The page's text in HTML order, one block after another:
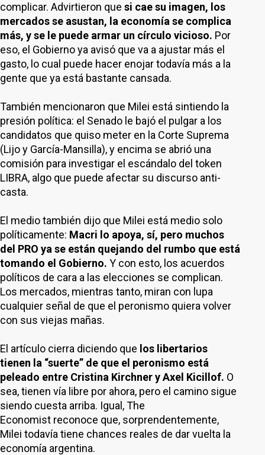
complicar. Advirtieron que si cae su imagen, los
mercados se asustan, la economía se complica
más, y se le puede armar un círculo vicioso. Por
eso, el Gobierno ya avisó que va a ajustar más el
gasto, lo cual puede hacer enojar todavía más a la
gente que ya está bastante cansada.
También mencionaron que Milei está sintiendo la
presión política: el Senado le bajó el pulgar a los
candidatos que quiso meter en la Corte Suprema
(Lijo y García-Mansilla), y encima se abrió una
comisión para investigar el escándalo del token
LIBRA, algo que puede afectar su discurso anti-
casta.
El medio también dijo que Milei está medio solo
políticamente: Macri lo apoya, sí, pero muchos
del PRO ya se están quejando del rumbo que está
tomando el Gobierno. Y con esto, los acuerdos
políticos de cara a las elecciones se complican.
Los mercados, mientras tanto, miran con lupa
cualquier señal de que el peronismo quiera volver
con sus viejas mañas.
El artículo cierra diciendo que los libertarios
tienen la “suerte” de que el peronismo está
peleado entre Cristina Kirchner y Axel Kicillof. O
sea, tienen vía libre por ahora, pero el camino sigue
siendo cuesta arriba. Igual, The
Economist reconoce que, sorprendentemente,
Milei todavía tiene chances reales de dar vuelta la
economía argentina.